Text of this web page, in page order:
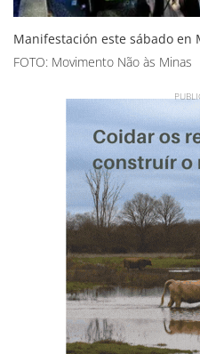
Manifestación este sábado
FOTO: Movimento Não às Minas